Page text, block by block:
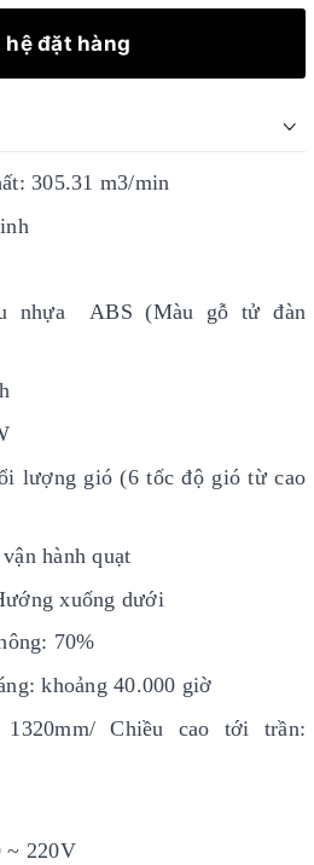
hệ đặt hàng
305.31 m3/min
nhựa ABS (Màu gỗ tử đàn
lượng gió(6 tốc độ gió từ cao
hành quạt
xuống dưới
70%
khoảng 40.000 giờ
Chiều cao tới trần:
~ 220V